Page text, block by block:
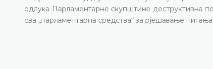
одлука Парламентарне скупштине деструктивна
сва „парламентарна средства“ за рјешавање питања.